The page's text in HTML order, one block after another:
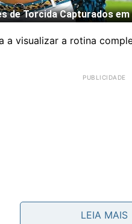
a visualizar a rotina
LEIA MAIS